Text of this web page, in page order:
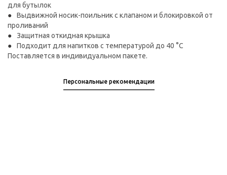
для бутылок
Выдвижной носик-поильник с клапаном и блокировкой от
проливаний
Защитная откидная крышка
Подходит для напитков с температурой до 40 °C
Поставляется в индивидуальном пакете.
Персональные рекомендации